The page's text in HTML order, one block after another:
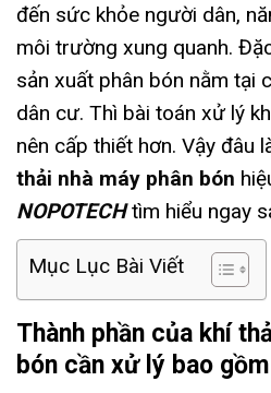
đến sức khỏe người dân,
môi trường xung quanh.
sản xuất phân bón nằm tại
dân cư. Thì bài toán xử lý
nên cấp thiết hơn. Vậy đâu
thải nhà máy phân bón
NOPOTECHtìm hiểu ngay
Mục Lục Bài Viết
Thành phần của khí
bón cần xử lý bao